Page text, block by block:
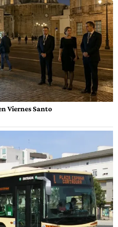
Viernes Santo